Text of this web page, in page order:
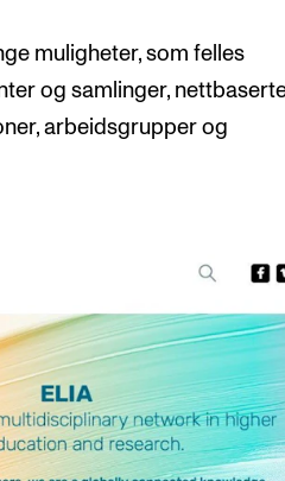
muligheter, som felles
og samlinger,
arbeidsgrupper og